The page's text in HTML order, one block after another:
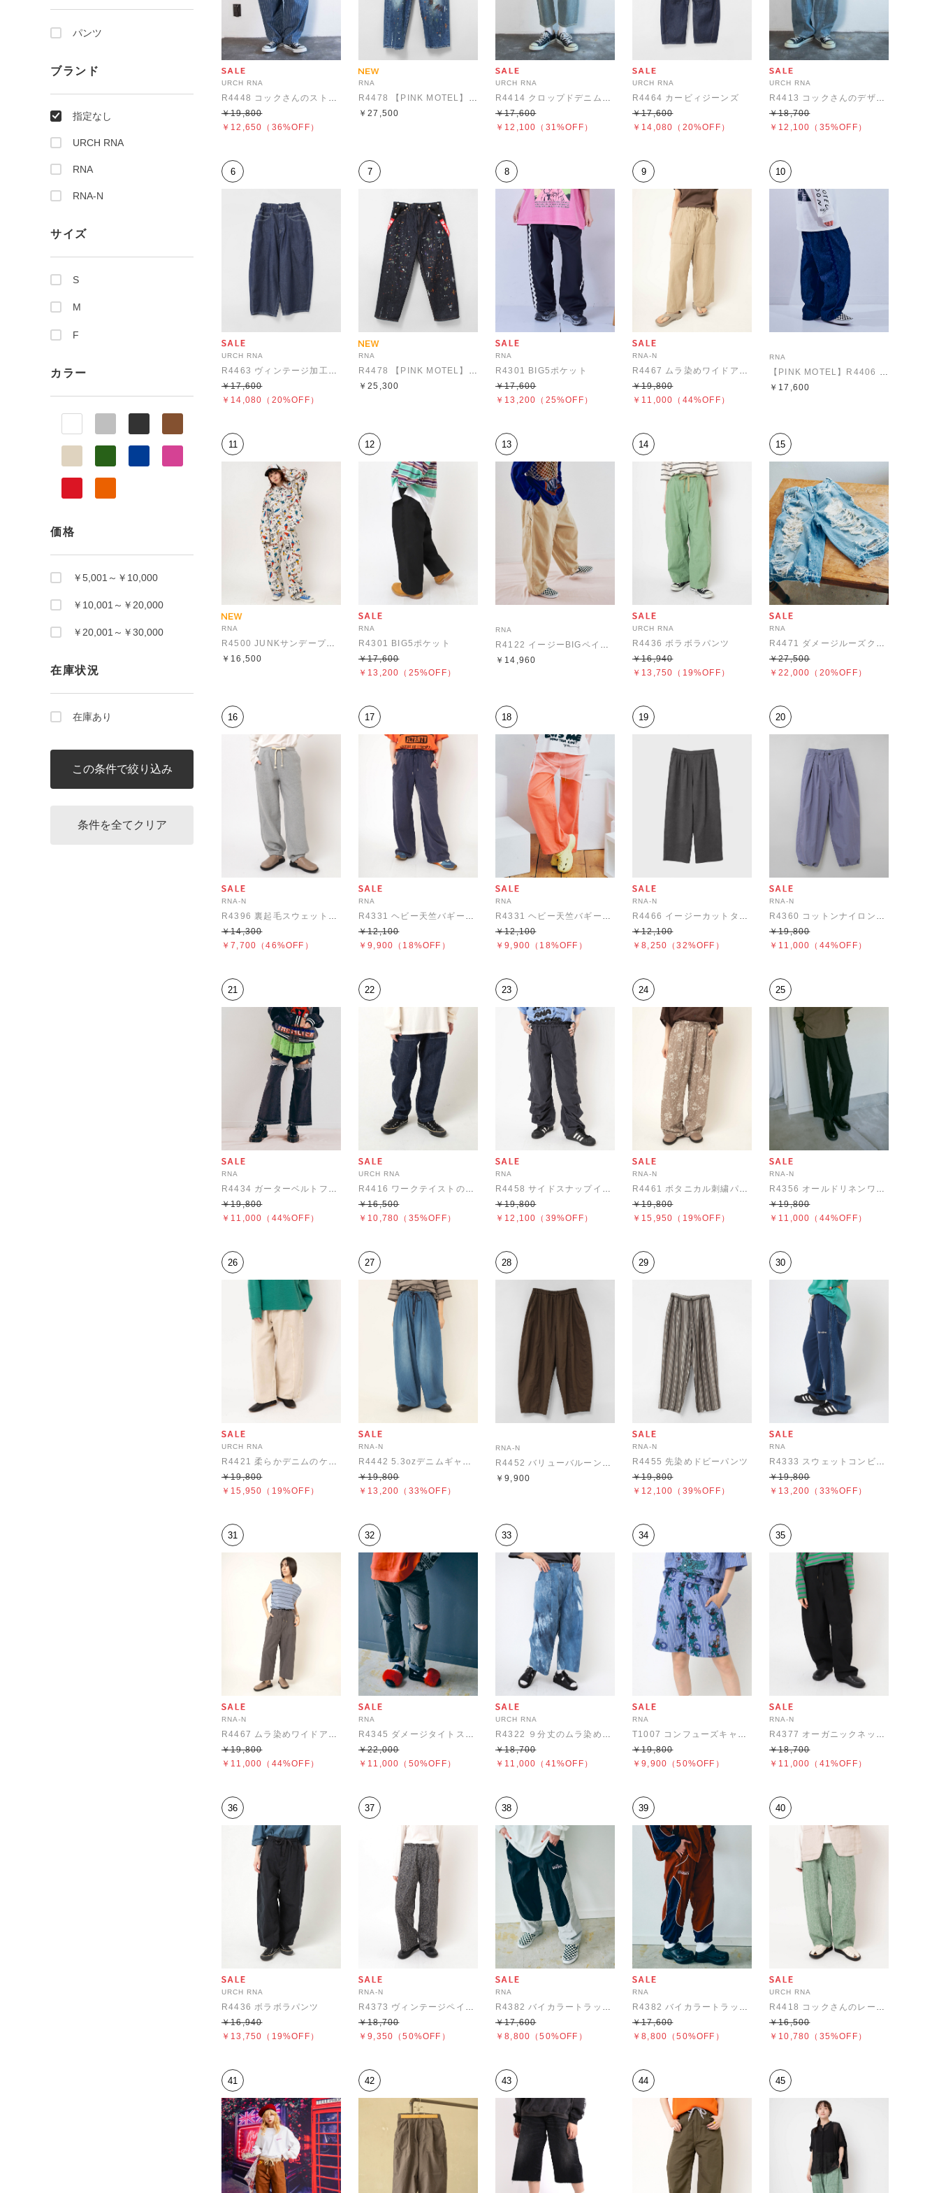
パンツ
ブランド
指定なし
URCH RNA
RNA
RNA-N
サイズ
S
M
F
カラー
価格
￥5,001～￥10,000
￥10,001～￥20,000
￥20,001～￥30,000
在庫状況
在庫あり
URCH RNA
R4448 コックさんのストライプデニムパンツ
￥12,650
￥19,800
（36%OFF）
RNA
R4478 【PINK MOTEL】BIGサスペンダーパンツ
￥27,500
URCH RNA
R4414 クロップドデニムパンツ
￥12,100
￥17,600
（31%OFF）
URCH RNA
R4464 カービィジーンズ
￥14,080
￥17,600
（20%OFF）
URCH RNA
R4413 コックさんのデザインラインパンツ
￥12,100
￥18,700
（35%OFF）
6
URCH RNA
R4463 ヴィンテージ加工のフレンチワークパンツ
￥14,080
￥17,600
（20%OFF）
7
RNA
R4478 【PINK MOTEL】BIGサスペンダーパンツ
￥25,300
8
RNA
R4301 BIG5ポケット
￥13,200
￥17,600
（25%OFF）
9
RNA-N
R4467 ムラ染めワイドアンクルパンツ
￥11,000
￥19,800
（44%OFF）
10
RNA
【PINK MOTEL】R4406 PM ウェーブテープパンツ
￥17,600
11
RNA
R4500 JUNKサンデープリントカーブシームパンツ
￥16,500
12
RNA
R4301 BIG5ポケット
￥13,200
￥17,600
（25%OFF）
13
RNA
R4122 イージーBIGペインター
￥14,960
14
URCH RNA
R4436 ボラボラパンツ
￥13,750
￥16,940
（19%OFF）
15
RNA
R4471 ダメージルーズクロップドパンツ
￥22,000
￥27,500
（20%OFF）
16
RNA-N
R4396 裏起毛スウェットパンツ
￥7,700
￥14,300
（46%OFF）
17
RNA
R4331 ヘビー天竺バギースウェット
￥9,900
￥12,100
（18%OFF）
18
RNA
R4331 ヘビー天竺バギースウェット
￥9,900
￥12,100
（18%OFF）
19
RNA-N
R4466 イージーカットタックパンツ
￥8,250
￥12,100
（32%OFF）
20
RNA-N
R4360 コットンナイロン2タックパンツ
￥11,000
￥19,800
（44%OFF）
21
RNA
R4434 ガーターベルトフレアパンツ
￥11,000
￥19,800
（44%OFF）
22
URCH RNA
R4416 ワークテイストのPJ'sパンツ
￥10,780
￥16,500
（35%OFF）
23
RNA
R4458 サイドスナップイージーパンツ
￥12,100
￥19,800
（39%OFF）
24
RNA-N
R4461 ボタニカル刺繍パンツ
￥15,950
￥19,800
（19%OFF）
25
RNA-N
R4356 オールドリネンワイドスラックス
￥11,000
￥19,800
（44%OFF）
26
URCH RNA
R4421 柔らかデニムのケミカルバギーパンツ
￥15,950
￥19,800
（19%OFF）
27
RNA-N
R4442 5.3ozデニムギャザーパンツ
￥13,200
￥19,800
（33%OFF）
28
RNA-N
R4452 バリューバルーンパンツ
￥9,900
29
RNA-N
R4455 先染めドビーパンツ
￥12,100
￥19,800
（39%OFF）
30
RNA
R4333 スウェットコンビデニム
￥13,200
￥19,800
（33%OFF）
31
RNA-N
R4467 ムラ染めワイドアンクルパンツ
￥11,000
￥19,800
（44%OFF）
32
RNA
R4345 ダメージタイトストレート
￥11,000
￥22,000
（50%OFF）
33
URCH RNA
R4322 ９分丈のムラ染めアルマジロパンツ
￥11,000
￥18,700
（41%OFF）
34
RNA
T1007 コンフューズキャラストライプショーツ
￥9,900
￥19,800
（50%OFF）
35
RNA-N
R4377 オーガニックネップニータックパンツ
￥11,000
￥18,700
（41%OFF）
36
URCH RNA
R4436 ボラボラパンツ
￥13,750
￥16,940
（19%OFF）
37
RNA-N
R4373 ヴィンテージペイズリーパンツ
￥9,350
￥18,700
（50%OFF）
38
RNA
R4382 バイカラートラックパンツ
￥8,800
￥17,600
（50%OFF）
39
RNA
R4382 バイカラートラックパンツ
￥8,800
￥17,600
（50%OFF）
40
URCH RNA
R4418 コックさんのレーヨンリネン5ポケパンツ
￥10,780
￥16,500
（35%OFF）
41 42 43 44 45